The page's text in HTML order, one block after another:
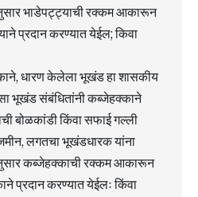
भाडेपट्ट्याची रक्कम आकारून
प्रदान करण्यात येईल; किवा
धारण केलेला भूखंड हा शासकीय
भूखंड संबंधितांनी कब्जेहक्काने
बोळकांडी किंवा सफाई गल्ली
लगतचा भूखंडधारक यांना
कब्जेहक्काची रक्कम आकारून
करण्यात येईलः किंवा